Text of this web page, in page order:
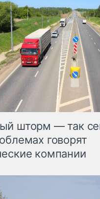
шторм — так
говорят
компании